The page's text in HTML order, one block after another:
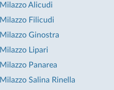
Milazzo Alicudi
Milazzo Filicudi
Milazzo Ginostra
Milazzo Lipari
Milazzo Panarea
Milazzo Salina Rinella